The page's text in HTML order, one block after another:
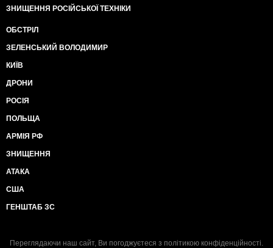
ЗНИЩЕННЯ РОСІЙСЬКОЇ ТЕХНІКИ
ОБСТРІЛ
ЗЕЛЕНСЬКИЙ ВОЛОДИМИР
КИЇВ
ДРОНИ
РОСІЯ
ПОЛЬЩА
АРМІЯ РФ
ЗНИЩЕННЯ
АТАКА
США
ГЕНШТАБ ЗС
Переглядаючи наш сайт, Ви погоджуєтеся з політикою конфіденційності.